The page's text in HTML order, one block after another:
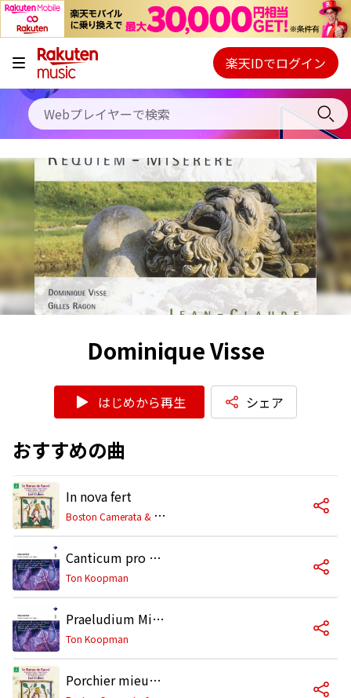
キャンペーン
料金プラン
使い方
初回30日間無料お試し
Webプレイヤー
ご契約内容の確認・変更
楽天IDでログイン
Dominique Visse
はじめから再生 シェア
おすすめの曲
In nova fert
B
oston Camerata & Joel Cohen
Canticum pro pace, H. 392
Ton Koopman
Praeludium Michaelis Archangeli factum in coelo cum dracone, H. 410
Ton Koopman
Porchier mieuz estre ameroy